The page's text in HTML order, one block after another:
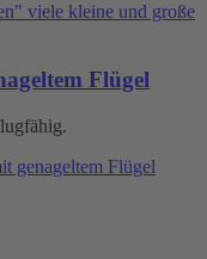
viele kleine und große
Flügel
genageltem Flügel